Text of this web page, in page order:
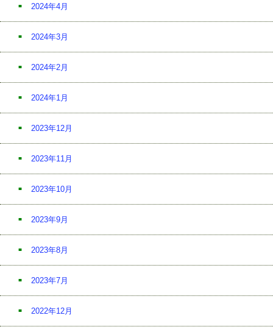
2024年4月
2024年3月
2024年2月
2024年1月
2023年12月
2023年11月
2023年10月
2023年9月
2023年8月
2023年7月
2022年12月